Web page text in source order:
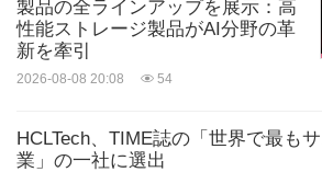
製品の全ラインアップを展示：高
性能ストレージ製品がAI分野の革
新を牽引
2026-08-08 20:08 54
HCLTech、TIME誌の「世界で最も
業」の一社に選出